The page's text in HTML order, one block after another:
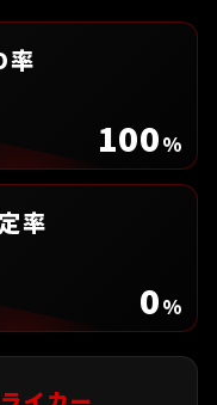
率
100%
率
0%